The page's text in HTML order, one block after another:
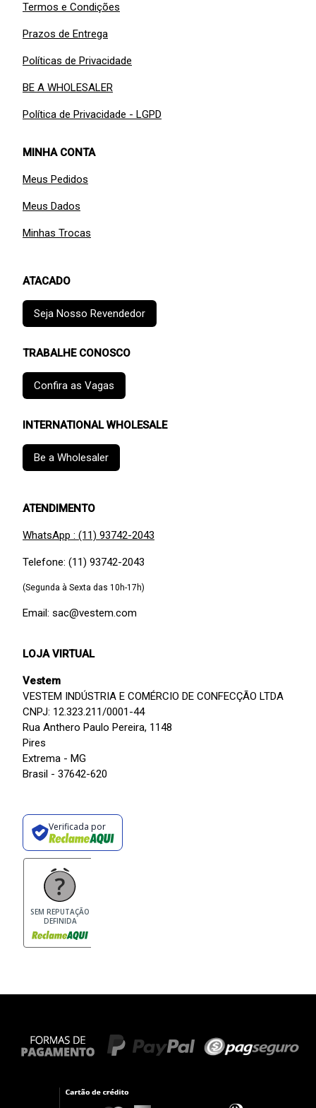
Termos e Condições
Prazos de Entrega
Políticas de Privacidade
BE A WHOLESALER
Política de Privacidade - LGPD
MINHA CONTA
Meus Pedidos
Meus Dados
Minhas Trocas
ATACADO
Seja Nosso Revendedor
TRABALHE CONOSCO
Confira as Vagas
INTERNATIONAL WHOLESALE
Be a Wholesaler
ATENDIMENTO
WhatsApp : (11) 93742-2043
Telefone: (11) 93742-2043
(Segunda à Sexta das 10h-17h)
Email: sac@vestem.com
LOJA VIRTUAL
Vestem
VESTEM INDÚSTRIA E COMÉRCIO DE CONFECÇÃO LTDA
CNPJ: 12.323.211/0001-44
Rua Anthero Paulo Pereira, 1148
Pires
Extrema - MG
Brasil - 37642-620
Verificada por
SEM REPUTAÇÃO
DEFINIDA